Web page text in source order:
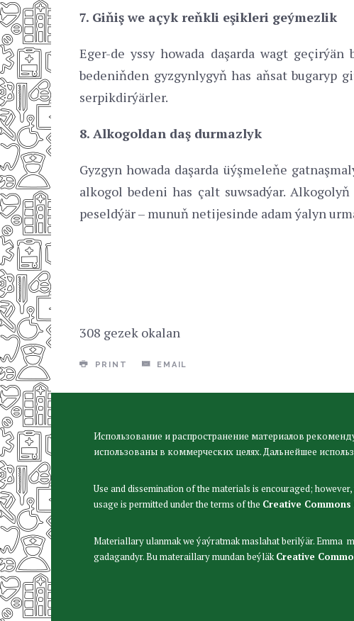
7. Giňiş we açyk reňkli eşikleri geýmezlik
Eger-de yssy howada daşarda wagt
bedeniňden gyzgynlygyň has aňsat bugaryp
serpikdirýärler.
8. Alkogoldan daş durmazlyk
Gyzgyn howada daşarda üýşmeleňe
alkogol bedeni has çalt suwsadýar.
peseldýär – munuň netijesinde adam ýalyn
308 gezek okalan
PRINT EMAIL
Использование и распространение материалов
использованы в коммерческих целях. Дальнейшее
Use and dissemination of the materials is encouraged;
usage is permitted under the terms of the Creative Commons
Materiallary ulanmak we ýaýratmak maslahat berilýär. Emma
gadagandyr. Bu materaillary mundan beýläkCreative